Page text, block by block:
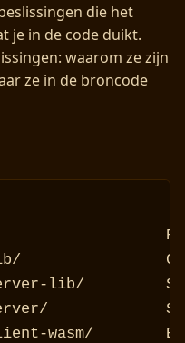
die het
je in de code duikt.
waarom ze zijn
ze in de broncode
Core
server-lib/
wasm/